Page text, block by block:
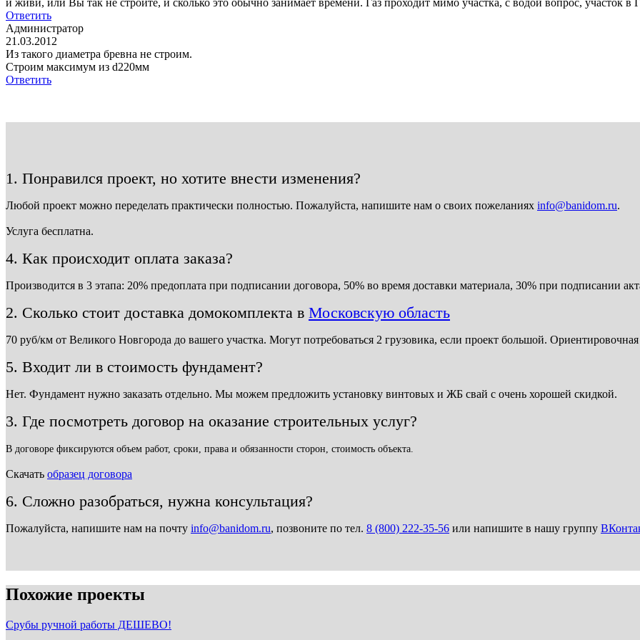
и живи, или Вы так не строите, и сколько это обычно занимает времени. Газ проходит мимо участка, с водой вопрос, участок в
Ответить
Администратор
21.03.2012
Из такого диаметра бревна не строим.
Строим максимум из d220мм
Ответить
1. Понравился проект, но хотите внести изменения?
Любой проект можно переделать практически полностью. Пожалуйста, напишите нам о своих пожеланиях info@banidom.ru.
Услуга бесплатна.
4. Как происходит оплата заказа?
Производится в 3 этапа: 20% предоплата при подписании договора, 50% во время доставки материала, 30% при подписании
2. Сколько стоит доставка домокомплекта в Московскую область
70 руб/км от Великого Новгорода до вашего участка. Могут потребоваться 2 грузовика, если проект большой.
5. Входит ли в стоимость фундамент?
Нет. Фундамент нужно заказать отдельно. Мы можем предложить установку винтовых и ЖБ свай с очень хорошей скидкой.
3. Где посмотреть договор на оказание строительных услуг?
В договоре фиксируются объем работ, сроки, права и обязанности сторон, стоимость объекта.
Скачать образец договора
6. Сложно разобраться, нужна консультация?
Пожалуйста, напишите нам на почту info@banidom.ru, позвоните по тел. 8 (800) 222-35-56 или напишите в нашу группу
Похожие проекты
Срубы ручной работы ДЕШЕВО!